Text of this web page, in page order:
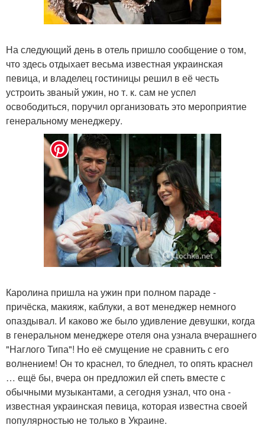
На следующий день в отель пришло сообщение о том,
что здесь отдыхает весьма известная украинская
певица, и владелец гостиницы решил в её честь
устроить званый ужин, но т. к. сам не успел
освободиться, поручил организовать это мероприятие
генеральному менеджеру.
Каролина пришла на ужин при полном параде -
причёска, макияж, каблуки, а вот менеджер немного
опаздывал. И каково же было удивление девушки, когда
в генеральном менеджере отеля она узнала вчерашнего
"Наглого Типа"! Но её смущение не сравнить с его
волнением! Он то краснел, то бледнел, то опять краснел
… ещё бы, вчера он предложил ей спеть вместе с
обычными музыкантами, а сегодня узнал, что она -
известная украинская певица, которая известна своей
популярностью не только в Украине.